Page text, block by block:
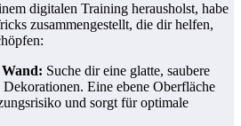
digitalen Training herausholst, habe
zusammengestellt, die dir helfen,
Suche dir eine glatte, saubere
Dekorationen. Eine ebene Oberfläche
und sorgt für optimale